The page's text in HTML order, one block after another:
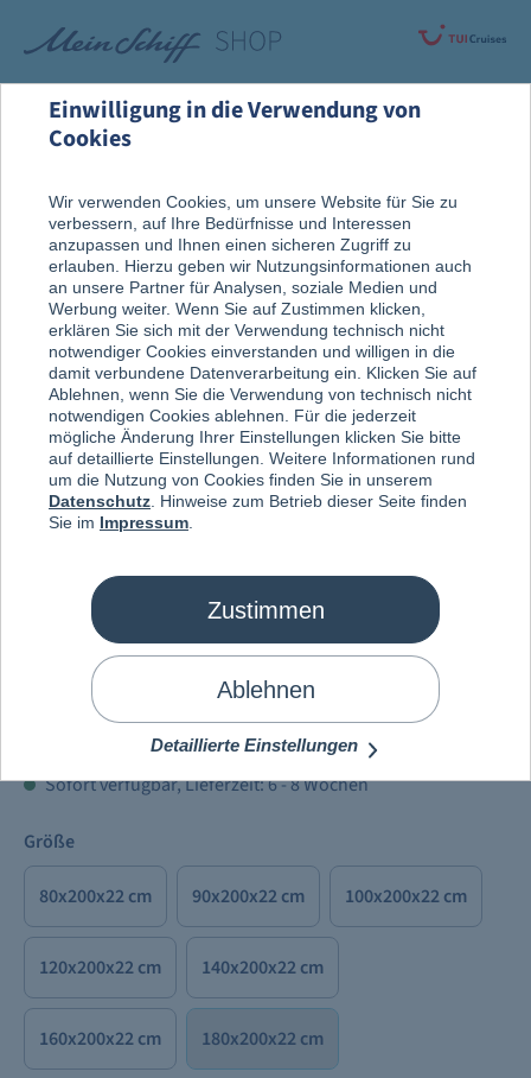
Rund um die Kreuzfahrt
An Bord entdeckt
Auf der Kabine
Mein Schiff®Matratze
794,00 €
Preise inkl. MwSt. zzgl.Versandkosten
Sofort verfügbar, Lieferzeit: 6 - 8 Wochen
Größe
80x200x22 cm 90x200x22 cm 100x200x22 cm
120x200x22 cm 140x200x22 cm
160x200x22 cm 180x200x22 cm
Einwilligung in die Verwendung von
Cookies
Wir verwenden Cookies, um unsere Website für Sie zu
verbessern, auf Ihre Bedürfnisse und Interessen
anzupassen und Ihnen einen sicheren Zugriff zu
erlauben. Hierzu geben wir Nutzungsinformationen auch
an unsere Partner für Analysen, soziale Medien und
Werbung weiter. Wenn Sie auf Zustimmen klicken,
erklären Sie sich mit der Verwendung technisch nicht
notwendiger Cookies einverstanden und willigen in die
damit verbundene Datenverarbeitung ein. Klicken Sie auf
Ablehnen, wenn Sie die Verwendung von technisch nicht
notwendigen Cookies ablehnen. Für die jederzeit
mögliche Änderung Ihrer Einstellungen klicken Sie bitte
auf detaillierte Einstellungen. Weitere Informationen rund
um die Nutzung von Cookies finden Sie in unserem
Datenschutz . Hinweise zum Betrieb dieser Seite finden
Sie im Impressum
Zustimmen
Ablehnen
Detaillierte Einstellungen